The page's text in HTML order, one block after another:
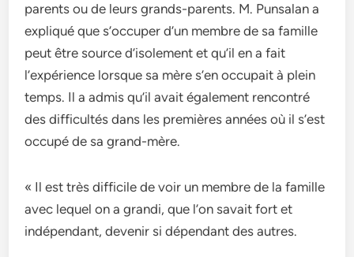
parents ou de leurs grands-parents. M. Punsalan a
expliqué que s’occuper d’un membre de sa famille
peut être source d’isolement et qu’il en a fait
l’expérience lorsque sa mère s’en occupait à plein
temps. Il a admis qu’il avait également rencontré
des difficultés dans les premières années où il s’est
occupé de sa grand-mère.
« Il est très difficile de voir un membre de la famille
avec lequel on a grandi, que l’on savait fort et
indépendant, devenir si dépendant des autres.